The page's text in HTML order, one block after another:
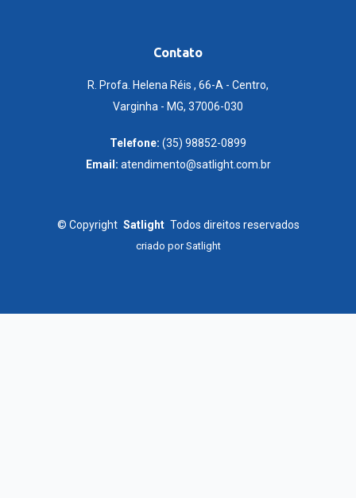
Contato
R. Profa. Helena Réis , 66-A - Centro,
Varginha - MG, 37006-030
Telefone: (35) 98852-0899
Email: atendimento@satlight.com.br
© Copyright Satlight Todos direitos reservados
criado porSatlight